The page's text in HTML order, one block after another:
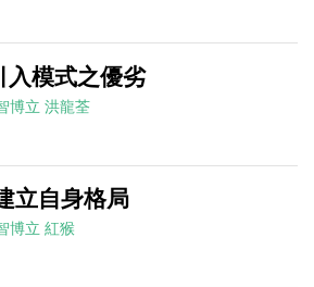
入模式之優劣
博立 洪龍荃
立自身格局
博立 紅猴